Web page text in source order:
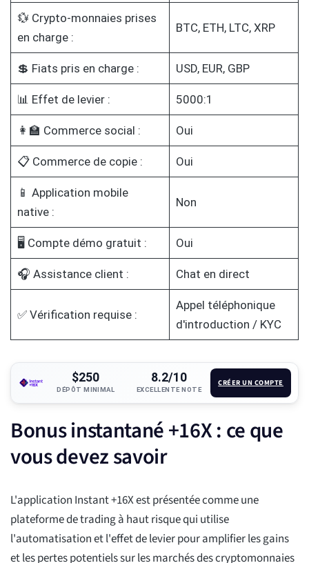
💱 Crypto-monnaies prises
en charge :
BTC, ETH, LTC, XRP
💲 Fiats pris en charge : USD, EUR, GBP
📊 Effet de levier : 5000:1
👩‍🏫 Commerce social : Oui
📋 Commerce de copie : Oui
📱 Application mobile
native :
Non
🖥️ Compte démo gratuit : Oui
🎧 Assistance client : Chat en direct
✅ Vérification requise :
Appel téléphonique
d'introduction / KYC
$250
DÉPÔT MINIMAL
8.2/10
EXCELLENTE NOTE
CRÉER UN COMPTE
Bonus instantané +16X : ce que
vous devez savoir
L'application Instant +16X est présentée comme une
plateforme de trading à haut risque qui utilise
l'automatisation et l'effet de levier pour amplifier les gains
et les pertes potentiels sur les marchés des cryptomonnaies